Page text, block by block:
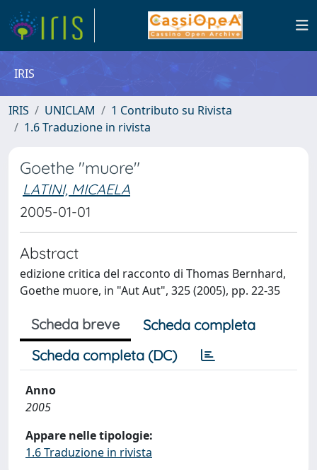
IRIS
IRIS UNICLAM
1 Contributo su Rivista
1.6 Traduzione in rivista
Goethe "muore"
LATINI, MICAELA
2005-01-01
Abstract
edizione critica del racconto di Thomas Bernhard,
Goethe muore, in "Aut Aut", 325 (2005), pp. 22-35
Scheda breve
Scheda completa
Scheda completa (DC)
Anno
2005
Appare nelle tipologie:
1.6 Traduzione in rivista